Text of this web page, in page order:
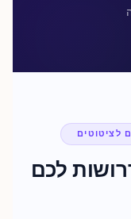
לציטוטים
לכם